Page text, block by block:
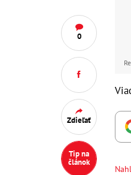
0
Zdieľať
Tip na
článok